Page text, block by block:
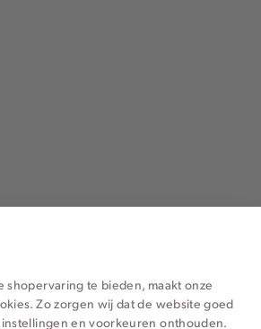
8.30 uur tot 18.00 uur.
shopervaring te bieden, maakt onze
Zo zorgen wij dat de website goed
en voorkeuren onthouden.